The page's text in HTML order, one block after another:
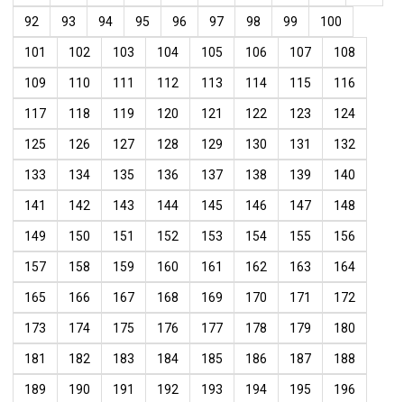
92 93 94 95 96 97 98 99 100
101 102 103 104 105 106 107 108
109 110 111 112 113 114 115 116
117 118 119 120 121 122 123 124
125 126 127 128 129 130 131 132
133 134 135 136 137 138 139 140
141 142 143 144 145 146 147 148
149 150 151 152 153 154 155 156
157 158 159 160 161 162 163 164
165 166 167 168 169 170 171 172
173 174 175 176 177 178 179 180
181 182 183 184 185 186 187 188
189 190 191 192 193 194 195 196